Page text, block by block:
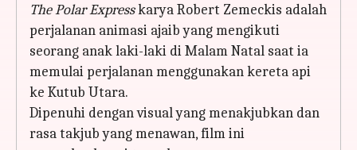
The Polar Expresskarya Robert Zemeckis adalah
perjalanan animasi ajaib yang mengikuti
seorang anak laki-laki di Malam Natal saat ia
memulai perjalanan menggunakan kereta api
ke Kutub Utara.
Dipenuhi dengan visual yang menakjubkan dan
rasa takjub yang menawan, film ini